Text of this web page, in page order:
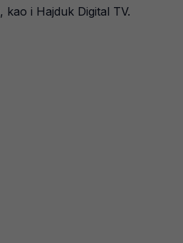
i Hajduk Digital TV.